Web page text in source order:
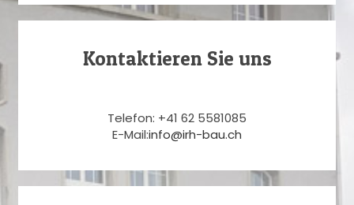
Kontaktieren Sie uns
Telefon: +41 62 5581085
E-Mail:info@irh-bau.ch